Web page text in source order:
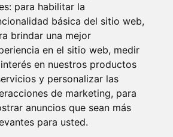
para habilitar la
básica del sitio web,
brindar una mejor
en el sitio web, medir
en nuestros productos
y personalizar las
de marketing, para
anuncios que sean más
para usted.
(EMILY BETT RICKARDS), LAS FOTOS
DE LA ALIADA DE ARROW
30, 2013
MIRROR: TODA TU HISTORIA. EPISODIO 3.
2012